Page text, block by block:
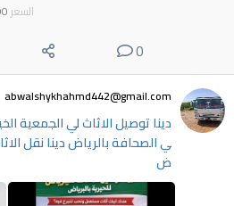
السعر
0
abwalshykhahmd442@gmail.com
ي الصحافة بالرياض دينا نقل
ض